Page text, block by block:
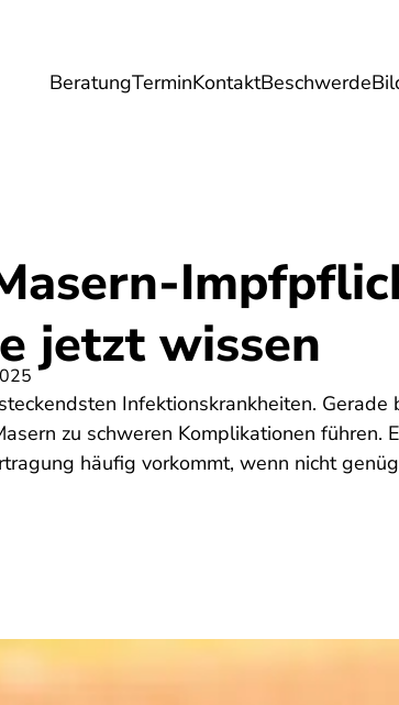
BeratungTerminKontaktBeschwerde
Umwelt Gesundheit Energie
jetzt wissen
Infektionskrankheiten. Gerade
zu schweren Komplikationen führen.
häufig vorkommt, wenn nicht